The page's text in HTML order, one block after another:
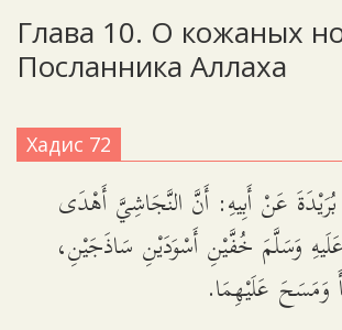
Глава 10. О кожаных
Посланника Аллаха
Хадис 72
عَنْ أَبِيهِ: أَنَّ النَّجَاشِيَّ أَهْدَى
وَسَلَّمَ خُفَّيْنِ أَسْوَدَيْنِ سَاذَجَيْنِ،
وَمَسَحَ عَلَيْهِمَا.